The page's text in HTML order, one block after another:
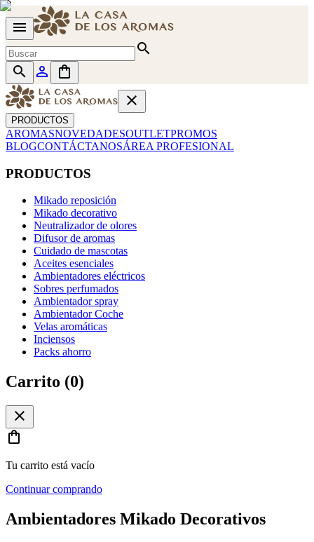
menu
search
search
person_outline
shopping_bag
close
PRODUCTOS
AROMASNOVEDADESOUTLETPROMOS
BLOGCONTÁCTANOSÁREA PROFESIONAL
PRODUCTOS
Mikado reposición
Mikado decorativo
Neutralizador de olores
Difusor de aromas
Cuidado de mascotas
Aceites esenciales
Ambientadores eléctricos
Sobres perfumados
Ambientador spray
Ambientador Coche
Velas aromáticas
Inciensos
Packs ahorro
Carrito (0)
close
shopping_bag
Tu carrito está vacío
Continuar comprando
Ambientadores Mikado Decorativos